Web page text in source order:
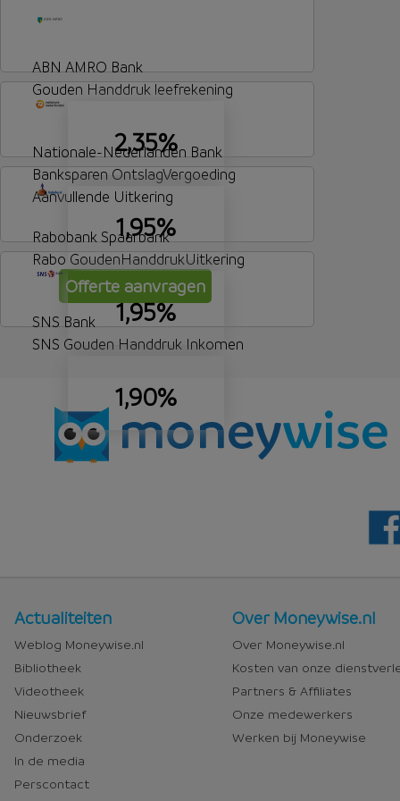
ABN AMRO Bank
Gouden Handdruk leefrekening
2,35%
Nationale-Nederlanden Bank
Banksparen OntslagVergoeding
Aanvullende Uitkering
1,95%
Offerte aanvragen
Rabobank Spaarbank
Rabo GoudenHanddrukUitkering
1,95%
SNS Bank
SNS Gouden Handdruk Inkomen
1,90%
Nieuws
en
media
Actualiteiten
Weblog Moneywise.nl
Bibliotheek
Videotheek
Nieuwsbrief
Onderzoek
In de media
Perscontact
Over
Moneywise
Over Moneywise.nl
Over Moneywise.nl
Kosten van onze
Partners & Affiliates
Onze medewerkers
Werken bij Moneywise